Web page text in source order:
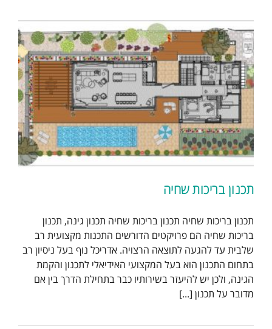
תכנון בריכות שחיה
תכנון בריכות שחיה תכנון בריכות שחיה תכנון גינה, תכנון
בריכות שחיה הם פרויקטים הדורשים התכנות מקצועית רב
שלבית עד להגעה לתוצאה הרצויה. אדריכל נוף בעל ניסיון רב
בתחום התכנון הוא בעל המקצועי האידיאלי לתכנון והקמת
הגינה, ולכן יש להיעזר בשירותיו כבר בתחילת הדרך בין אם
מדובר על תכנון [...]